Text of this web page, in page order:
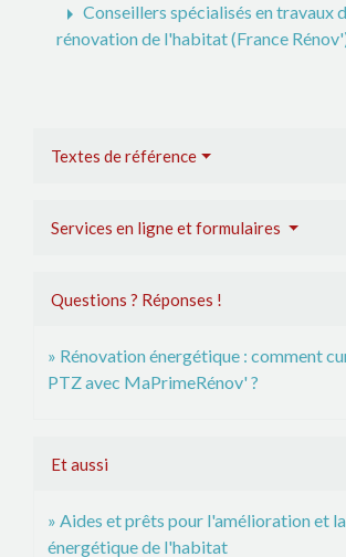
arrow_right Conseillers spécialisés en travaux
rénovation de l'habitat (France
Textes de référence
Services en ligne et formulaires
Questions ? Réponses !
Rénovation énergétique : comment
PTZ avec MaPrimeRénov' ?
Et aussi
Aides et prêts pour l'amélioration et
énergétique de l'habitat